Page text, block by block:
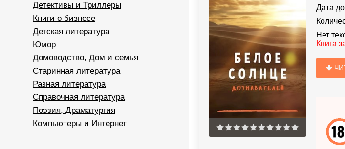
Дата
Нет
Книга
Детективы и Триллеры
Книги о бизнесе
Детская литература
Юмор
Домоводство, Дом и семья
Старинная литература
Разная литература
Справочная литература
Поэзия, Драматургия
Компьютеры и Интернет